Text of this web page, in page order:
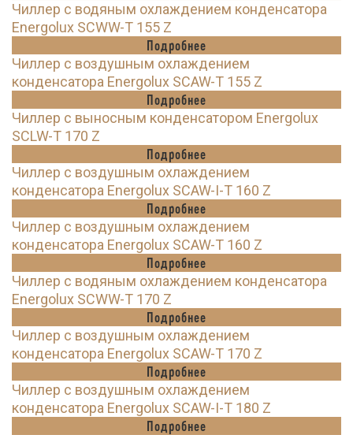
Чиллер с водяным охлаждением конденсатора
Energolux SCWW-T 155 Z
Подробнее
Чиллер с воздушным охлаждением
конденсатора Energolux SCAW-T 155 Z
Подробнее
Чиллер с выносным конденсатором Energolux
SCLW-T 170 Z
Подробнее
Чиллер с воздушным охлаждением
конденсатора Energolux SCAW-I-T 160 Z
Подробнее
Чиллер с воздушным охлаждением
конденсатора Energolux SCAW-T 160 Z
Подробнее
Чиллер с водяным охлаждением конденсатора
Energolux SCWW-T 170 Z
Подробнее
Чиллер с воздушным охлаждением
конденсатора Energolux SCAW-T 170 Z
Подробнее
Чиллер с воздушным охлаждением
конденсатора Energolux SCAW-I-T 180 Z
Подробнее